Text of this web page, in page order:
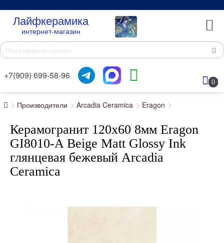
Лайфкерамика
интернет-магазин
+7(909) 699-58-96
0
Производители Arcadia Ceramica Eragon
Керамогранит 120x60 8мм Eragon
GI8010-A Beige Matt Glossy Ink
глянцевая бежевый Arcadia
Ceramica